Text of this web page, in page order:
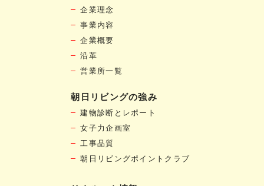
企業理念
事業内容
企業概要
沿革
営業所一覧
朝日リビングの強み
建物診断とレポート
女子力企画室
工事品質
朝日リビングポイントクラブ